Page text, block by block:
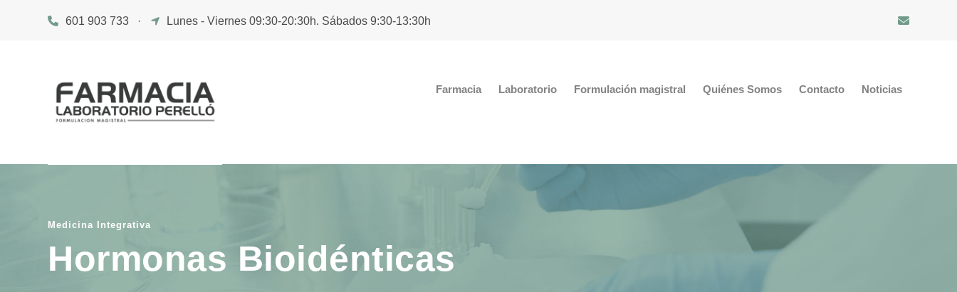
601 903 733 · Lunes - Viernes 09:30-20:30h. Sábados 9:30-13:30h
Farmacia Laboratorio Formulación magistral Quiénes Somos Contacto Noticias
Medicina Integrativa
Hormonas Bioidénticas